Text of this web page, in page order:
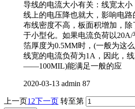
导线的电流大小有关：线宽太小
线上的电压降也就大，影响电路
布线密度不高，板面积增加，除
于小型化。如果电流负荷以
箔厚度为0.5MM时，(一般为这
线宽的电流负荷为1A，因此，
——100MIL)能满足一般的应
2020-03-13 admin 87
上一页1 2下一页 转至第